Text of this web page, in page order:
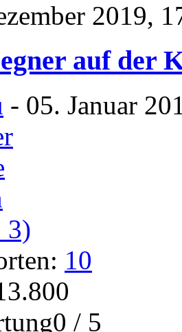
2019,
auf der
- 05. Januar
10
/ 5